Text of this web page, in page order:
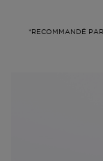
*RECOMMANDÉ